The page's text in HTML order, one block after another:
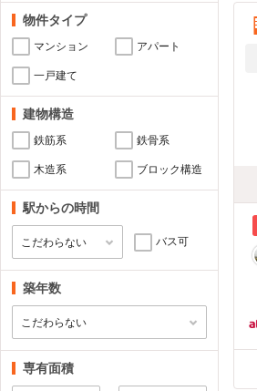
物件タイプ
マンション アパート
一戸建て
建物構造
鉄筋系 鉄骨系
木造系 ブロック構造
駅からの時間
バス可
築年数
専有面積